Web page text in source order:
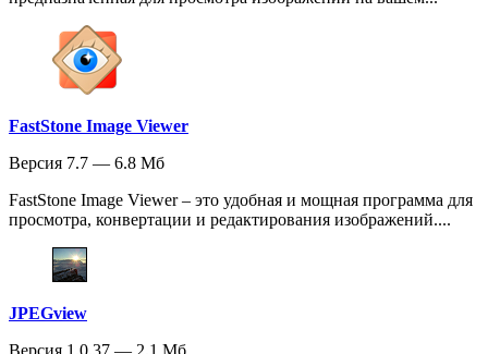
FastStone Image Viewer
Версия 7.7 — 6.8 Мб
FastStone Image Viewer – это удобная и мощная программа для
просмотра, конвертации и редактирования изображений....
JPEGview